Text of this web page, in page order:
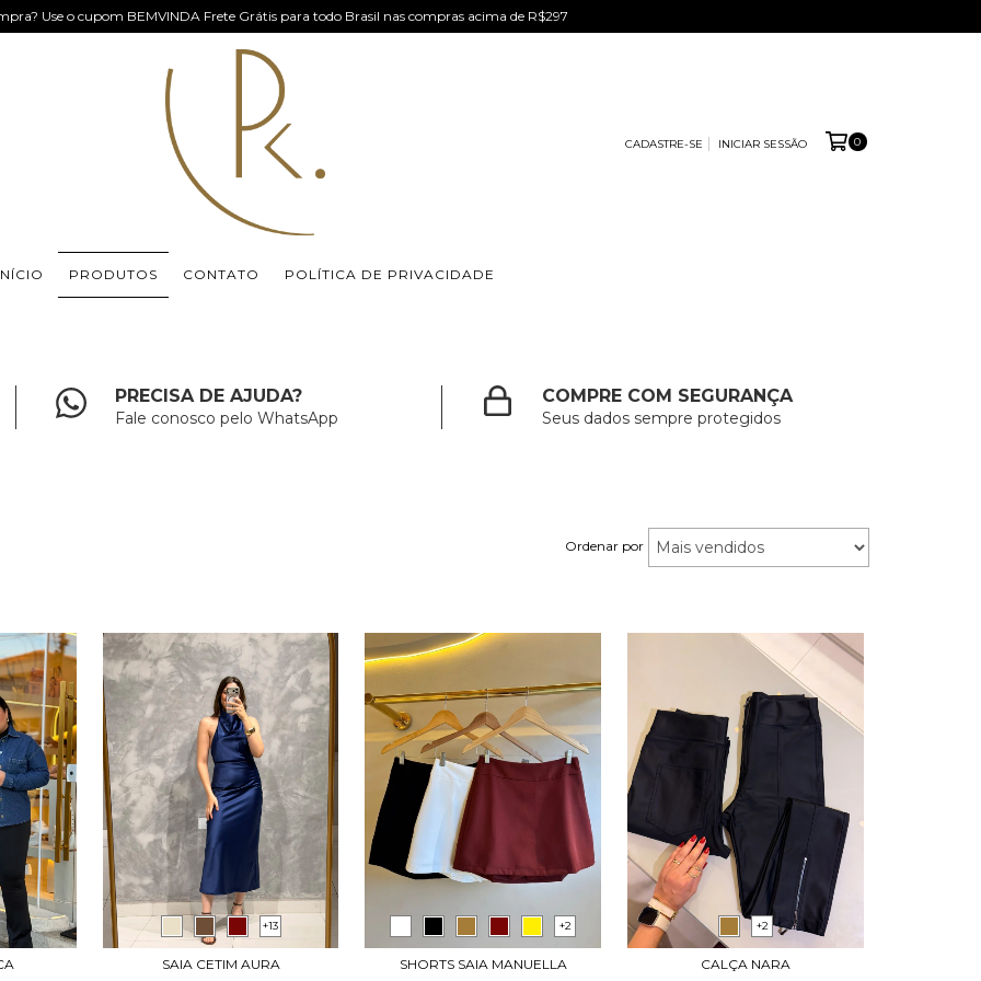
Use o cupom BEMVINDA Frete Grátis para todo Brasil nas compras acima de R$297
CADASTRE-SE INICIAR SESSÃO 0
PRODUTOS CONTATO POLÍTICA DE PRIVACIDADE
PRECISA DE AJUDA?
Fale conosco pelo WhatsApp
COMPRE COM SEGURANÇA
Seus dados sempre protegidos
Ordenar por
+13
SAIA CETIM AURA
+2
SHORTS SAIA MANUELLA
+2
CALÇA NARA